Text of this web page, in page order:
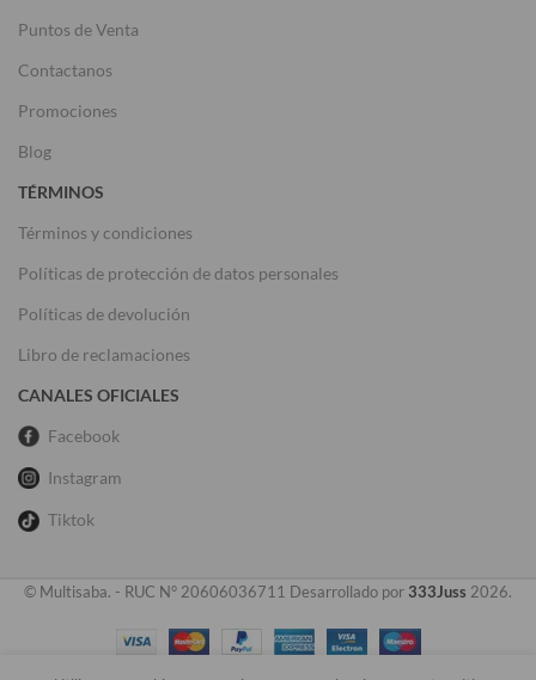
Puntos de Venta
Contactanos
Promociones
Blog
TÉRMINOS
Términos y condiciones
Políticas de protección de datos personales
Políticas de devolución
Libro de reclamaciones
CANALES OFICIALES
Facebook
Instagram
Tiktok
© Multisaba. - RUC N° 20606036711 Desarrollado por 333Juss 2026.